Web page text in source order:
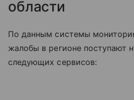
области
По данным системы
жалобы в регионе поступают
следующих сервисов: